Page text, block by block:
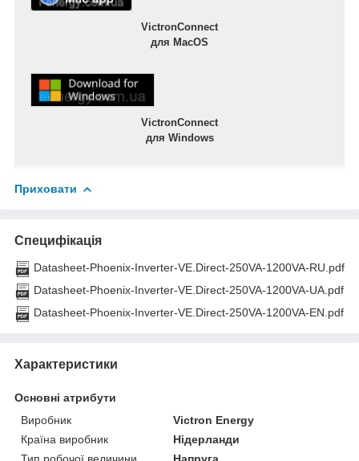
VictronConnect
для MacOS
VictronConnect
для Windows
Приховати
Специфікація
Datasheet-Phoenix-Inverter-VE.Direct-250VA-1200VA-RU.pdf
Datasheet-Phoenix-Inverter-VE.Direct-250VA-1200VA-UA.pdf
Datasheet-Phoenix-Inverter-VE.Direct-250VA-1200VA-EN.pdf
Характеристики
Основні атрибути
Виробник
Victron Energy
Країна виробник
Нідерланди
Тип робочої величини
Напруга